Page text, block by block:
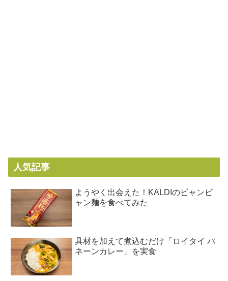
人気記事
ようやく出会えた！KALDIのビャンビ
ャン麺を食べてみた
具材を加えて煮込むだけ「ロイタイ パ
ネーンカレー」を実食